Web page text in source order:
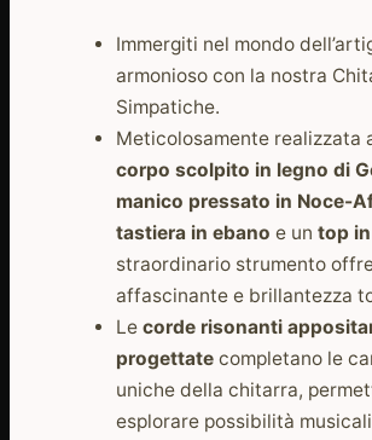
Immergiti nel mondo
armonioso con la nostra
Simpatiche.
Meticolosamente realizzata
corpo scolpito in legno di
manico pressato in Noce-
tastiera in ebano e un top
straordinario strumento
affascinante e brillantezza
Le corde risonanti
progettate completano le
uniche della chitarra,
esplorare possibilità